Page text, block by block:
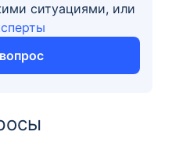
ситуациями, или